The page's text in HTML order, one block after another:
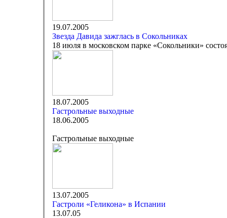
19.07.2005
Звезда Давида зажглась в Сокольниках
18 июля в московском парке «Сокольники»
18.07.2005
Гастрольные выходные
18.06.2005
Гастрольные выходные
13.07.2005
Гастроли «Геликона» в Испании
13.07.05